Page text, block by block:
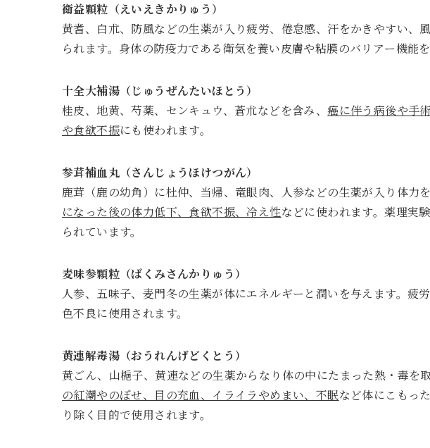
衛益顆粒（えいえきかりゅう）
黄耆、白朮、防風などの生薬が入り疲労、倦怠感、汗をかきやすい、
られます。身体の防疫力である衛気を養い皮膚や粘膜のバリアー機能
十全大補湯（じゅうぜんたいほとう）
桂皮、地黄、芍薬、センキュウ、蒼朮などを含み、癌に伴う病後や手
や食欲不振にも使われます。
参茸補血丸（さんじょうほけつがん）
鹿茸（鹿の幼角）に杜仲、当帰、竜眼肉、人参などの生薬が入り体力
になった後の体力低下、食欲不振、冷え性などに使われます。薬理実
られています。
麦味参顆粒（ばくみさんかりゅう）
人参、五味子、麦門冬の生薬が体にエネルギーと潤いを与えます。疲
色不良に使用されます。
黄連解毒湯（おうれんげどくとう）
黄ごん、山梔子、黄連などの生薬からなり体の中にたまった熱・毒を
の紅潮やのぼせ、目の充血、イライラやめまい、不眠など体にこもっ
り除く目的で使用されます。